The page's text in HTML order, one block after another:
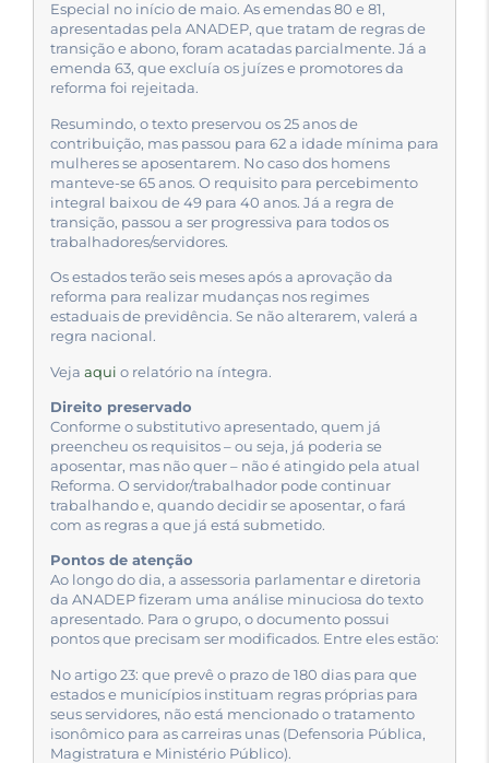
Especial no início de maio. As emendas 80 e 81,
apresentadas pela ANADEP, que tratam de regras de
transição e abono, foram acatadas parcialmente. Já a
emenda 63, que excluía os juízes e promotores da
reforma foi rejeitada.
Resumindo, o texto preservou os 25 anos de
contribuição, mas passou para 62 a idade mínima para
mulheres se aposentarem. No caso dos homens
manteve-se 65 anos. O requisito para percebimento
integral baixou de 49 para 40 anos. Já a regra de
transição, passou a ser progressiva para todos os
trabalhadores/servidores.
Os estados terão seis meses após a aprovação da
reforma para realizar mudanças nos regimes
estaduais de previdência. Se não alterarem, valerá a
regra nacional.
Veja aqui o relatório na íntegra.
Direito preservado
Conforme o substitutivo apresentado, quem já
preencheu os requisitos – ou seja, já poderia se
aposentar, mas não quer – não é atingido pela atual
Reforma. O servidor/trabalhador pode continuar
trabalhando e, quando decidir se aposentar, o fará
com as regras a que já está submetido.
Pontos de atenção
Ao longo do dia, a assessoria parlamentar e diretoria
da ANADEP fizeram uma análise minuciosa do texto
apresentado. Para o grupo, o documento possui
pontos que precisam ser modificados. Entre eles estão:
No artigo 23: que prevê o prazo de 180 dias para que
estados e municípios instituam regras próprias para
seus servidores, não está mencionado o tratamento
isonômico para as carreiras unas (Defensoria Pública,
Magistratura e Ministério Público).